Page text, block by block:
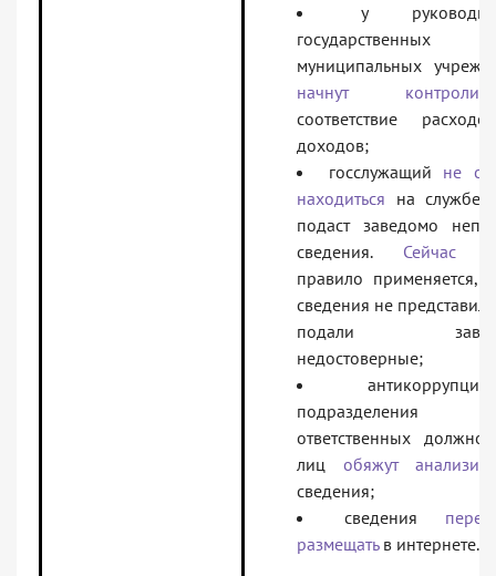
у
муниципальных
начнут
соответствие
доходов;
госслужащий не
находиться на службе,
подаст заведомо
сведения. Сейчас
правило применяется,
сведения не
подали
недостоверные;
ответственных
лиц обяжут
сведения;
сведения
размещатьв интернете.